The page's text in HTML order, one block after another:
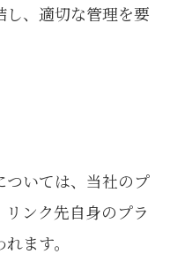
、適切な管理を要
ついては、当社のプ
ンク先自身のプラ
ます。